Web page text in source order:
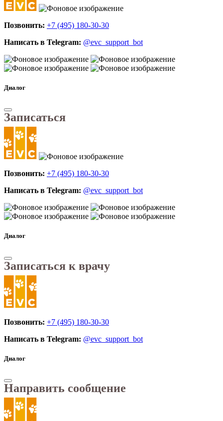
Позвонить: +7 (495) 180-30-30
Написать в Telegram: @evc_support_bot
Диалог
Записаться
Позвонить: +7 (495) 180-30-30
Написать в Telegram: @evc_support_bot
Диалог
Записаться к врачу
Позвонить: +7 (495) 180-30-30
Написать в Telegram: @evc_support_bot
Диалог
Направить сообщение